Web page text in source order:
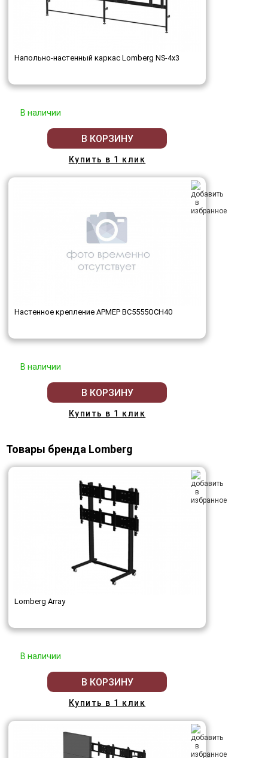
Напольно-настенный каркас Lomberg NS-4х3
В наличии
В КОРЗИНУ
Купить в 1 клик
Настенное крепление АРМЕР ВС5555ОСН40
В наличии
В КОРЗИНУ
Купить в 1 клик
Товары бренда Lomberg
Lomberg Array
В наличии
В КОРЗИНУ
Купить в 1 клик